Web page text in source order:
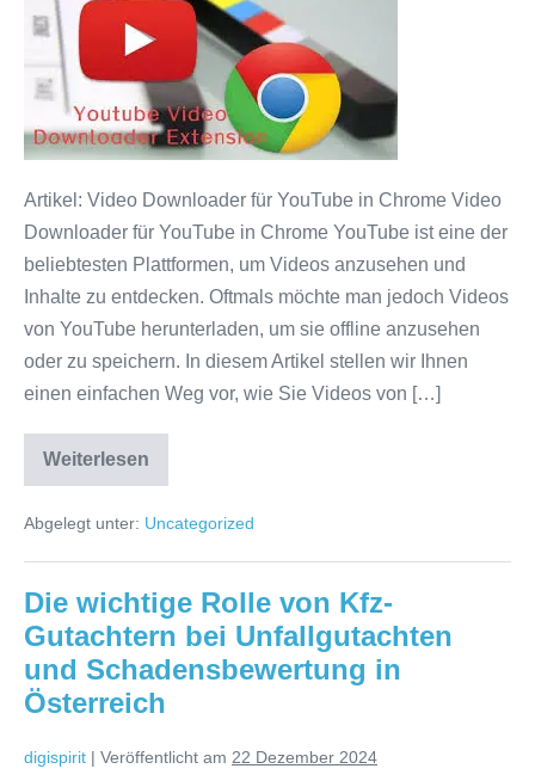
Video-
Downloader
für
YouTube
direkt
Chrome
Artikel: Video Downloader für YouTube in Chrome Video
Downloader für YouTube in Chrome YouTube ist eine der
beliebtesten Plattformen, um Videos anzusehen und
Inhalte zu entdecken. Oftmals möchte man jedoch Videos
von YouTube herunterladen, um sie offline anzusehen
oder zu speichern. In diesem Artikel stellen wir Ihnen
einen einfachen Weg vor, wie Sie Videos von […]
Weiterlesen
Effizienter
Video-
für
direkt
Chrome
Abgelegt unter: Uncategorized
Die wichtige Rolle von Kfz-
Gutachtern bei Unfallgutachten
und Schadensbewertung in
Österreich
digispirit | Veröffentlicht am 22 Dezember 2024